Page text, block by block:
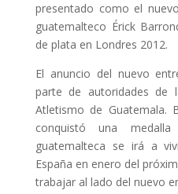
presentado como el
guatemalteco Érick
de plata en Londres 2012.
El anuncio del nuevo
parte de autoridades de
Atletismo de Guatemala.
conquistó una
guatemalteca se irá a
España en enero del
trabajar al lado del nuevo